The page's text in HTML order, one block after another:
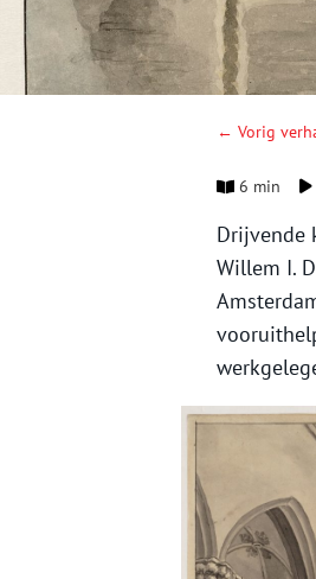
← Vorig
6 min
Drijvende
Willem I.